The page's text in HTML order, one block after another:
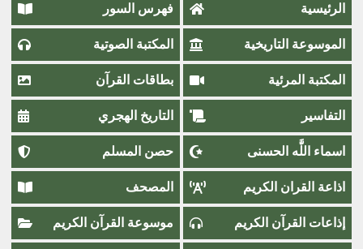
الرئيسية فهرس السور
الموسوعة التاريخية المكتبة الصوتية
المكتبة المرئية بطاقات القرآن
التفاسير التاريخ الهجري
اسماء اللَّٰه الحسنى حصن المسلم
اذاعة القران الكريم المصحف
إذاعات القرآن الكريم موسوعة القرآن الكريم